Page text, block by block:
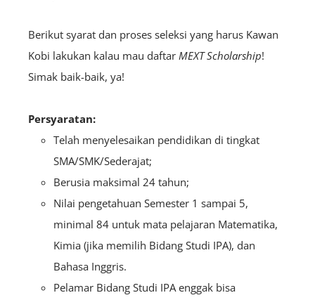
Berikut syarat dan proses seleksi yang harus Kawan
Kobi lakukan kalau mau daftar MEXT Scholarship!
Simak baik-baik, ya!
Persyaratan:
Telah menyelesaikan pendidikan di tingkat
SMA/SMK/Sederajat;
Berusia maksimal 24 tahun;
Nilai pengetahuan Semester 1 sampai 5,
minimal 84 untuk mata pelajaran Matematika,
Kimia (jika memilih Bidang Studi IPA), dan
Bahasa Inggris.
Pelamar Bidang Studi IPA enggak bisa